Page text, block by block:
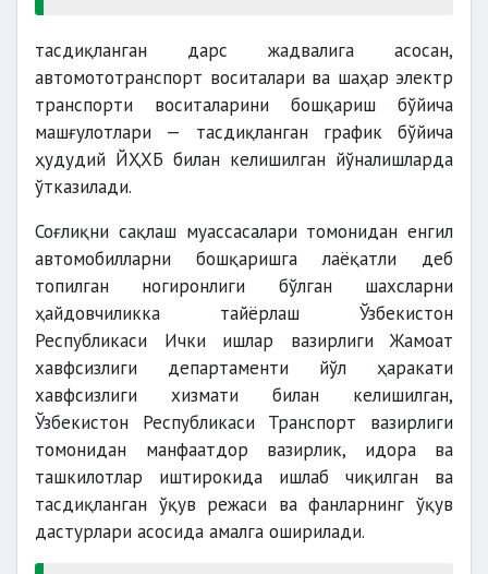
паспорт
тасдиқланган дарс жадвалига асосан,
автомототранспорт воситалари ва шаҳар электр
транспорти воситаларини бошқариш бўйича
машғулотлари — тасдиқланган график бўйича
ҳудудий ЙҲХБ билан келишилган йўналишларда
ўтказилади.
Соғлиқни сақлаш муассасалари томонидан енгил
автомобилларни бошқаришга лаёқатли деб
топилган ногиронлиги бўлган шахсларни
ҳайдовчиликка тайёрлаш Ўзбекистон
Республикаси Ички ишлар вазирлиги Жамоат
хавфсизлиги департаменти йўл ҳаракати
хавфсизлиги хизмати билан келишилган,
Ўзбекистон Республикаси Транспорт вазирлиги
томонидан манфаатдор вазирлик, идора ва
ташкилотлар иштирокида ишлаб чиқилган ва
тасдиқланган ўқув режаси ва фанларнинг ўқув
дастурлари асосида амалга оширилади.